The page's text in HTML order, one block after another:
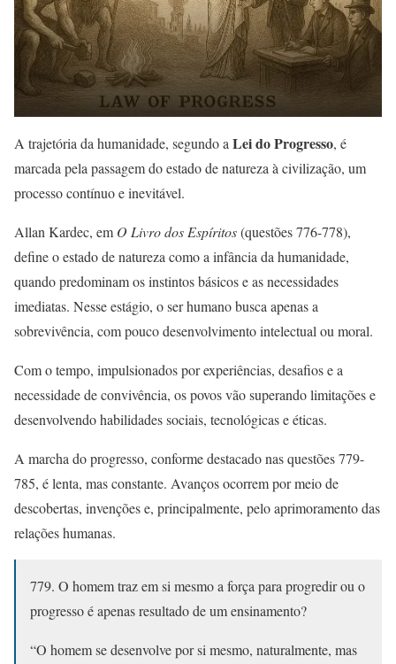
A trajetória da humanidade, segundo a Lei do Progresso, é
marcada pela passagem do estado de natureza à civilização, um
processo contínuo e inevitável.
Allan Kardec, em O Livro dos Espíritos(questões 776-778),
define o estado de natureza como a infância da humanidade,
quando predominam os instintos básicos e as necessidades
imediatas. Nesse estágio, o ser humano busca apenas a
sobrevivência, com pouco desenvolvimento intelectual ou moral.
Com o tempo, impulsionados por experiências, desafios e a
necessidade de convivência, os povos vão superando limitações e
desenvolvendo habilidades sociais, tecnológicas e éticas.
A marcha do progresso, conforme destacado nas questões 779-
785, é lenta, mas constante. Avanços ocorrem por meio de
descobertas, invenções e, principalmente, pelo aprimoramento das
relações humanas.
779. O homem traz em si mesmo a força para progredir ou o
progresso é apenas resultado de um ensinamento?
“O homem se desenvolve por si mesmo, naturalmente, mas